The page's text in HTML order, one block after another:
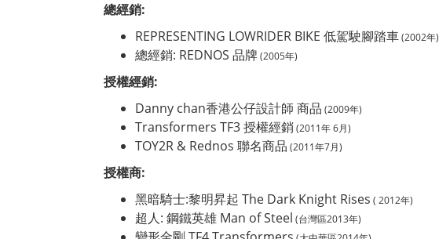
總經銷:
REPRESENTING LOWRIDER BIKE 低駕駛腳踏車(2002年)
總經銷: REDNOS 品牌(2005年)
授權經銷:
Danny chan香港公仔設計師 商品 (2009年)
Transformers TF3 授權經銷(2011年 6月)
TOY2R & Rednos 聯名商品 (2011年7月)
授權商:
黑暗騎士:黎明昇起 The Dark Knight Rises ( 2012年)
超人: 鋼鐵英雄 Man of Steel (台灣區2013年)